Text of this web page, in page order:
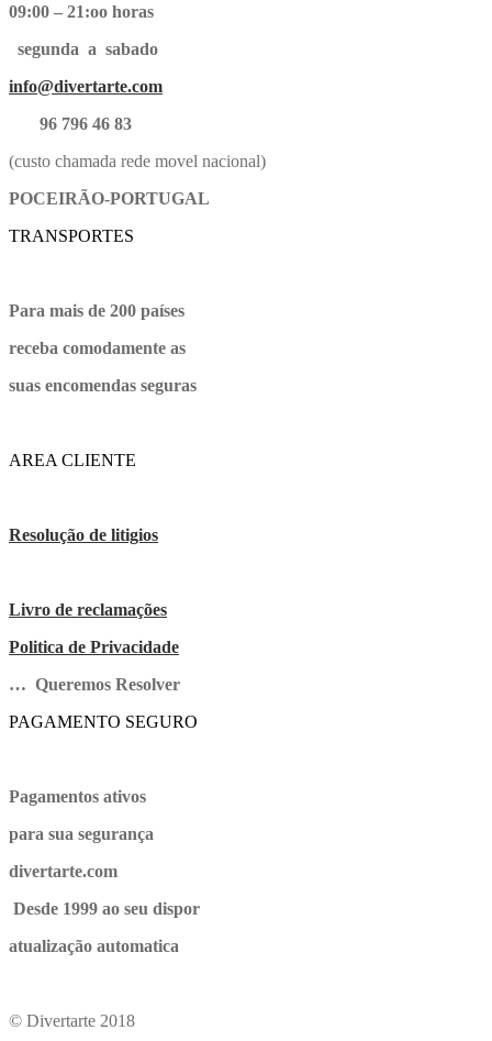
09:00 – 21:oo horas
segunda a sabado
info@divertarte.com
96 796 46 83
(custo chamada rede movel nacional)
POCEIRÃO-PORTUGAL
TRANSPORTES
Para mais de 200 países
receba comodamente as
suas encomendas seguras
AREA CLIENTE
Resolução de litigios
Livro de reclamações
Politica de Privacidade
… Queremos Resolver
PAGAMENTO SEGURO
Pagamentos ativos
para sua segurança
divertarte.com
Desde 1999 ao seu dispor
atualização automatica
© Divertarte 2018